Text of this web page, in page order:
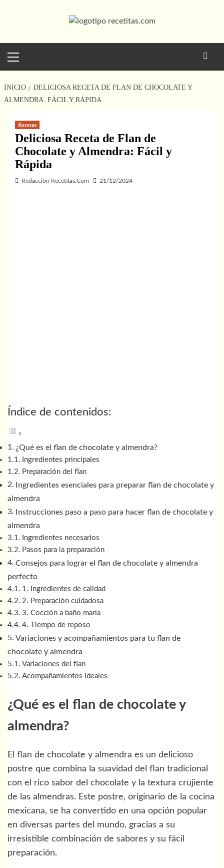
principal
INICIO
DELICIOSA RECETA DE FLAN DE CHOCOLATE Y
ALMENDRA: FÁCIL Y RÁPIDA
Recetas
Deliciosa Receta de Flan de
Chocolate y Almendra: Fácil y
Rápida
Redacción Recetitas.Com 21/12/2024
Índice de contenidos:
¿Qué es el flan de chocolate y almendra?
Ingredientes principales
Preparación del flan
Ingredientes esenciales para preparar flan de chocolate y
almendra
Instrucciones paso a paso para hacer flan de chocolate y
almendra
Ingredientes necesarios
Pasos para la preparación
Consejos para lograr el flan de chocolate y almendra
perfecto
1. Ingredientes de calidad
2. Preparación cuidadosa
3. Cocción a baño maría
4. Tiempo de reposo
Variaciones y acompañamientos para tu flan de
chocolate y almendra
Variaciones del flan
Acompañamientos ideales
¿Qué es el flan de chocolate y
almendra?
El flan de chocolate y almendra es un delicioso
postre que combina la suavidad del flan tradicional
con el rico sabor del chocolate y la textura crujiente
de las almendras. Este postre, originario de la cocina
mexicana, se ha convertido en una opción popular
en diversas partes del mundo, gracias a su
irresistible combinación de sabores y su fácil
preparación.